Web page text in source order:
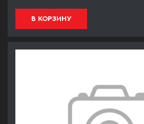
В КОРЗИНУ